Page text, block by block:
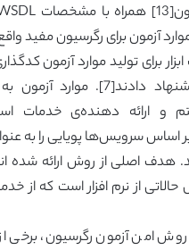
آزمون برای رگرسیون مفید
آزمون رگرسیون پیشنهاد دادند[7].
و ارائه‌ دهنده‌ی خدمات
بر اساس سرویس‌ها پویایی را به
هدف اصلی از روش ارائه شده
از نرم افزار است که از
امن آزمون رگرسیون، برخی